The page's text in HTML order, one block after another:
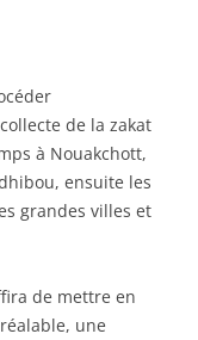
de la zakat
à Nouakchott,
ensuite les
grandes villes et
de mettre en
une